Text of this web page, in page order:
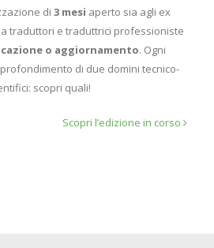
di 3 mesi aperto sia agli ex
traduttori e traduttrici professioniste
o aggiornamento. Ogni
di due domini tecnico-
scopri quali!
Scopri l’edizione in corso